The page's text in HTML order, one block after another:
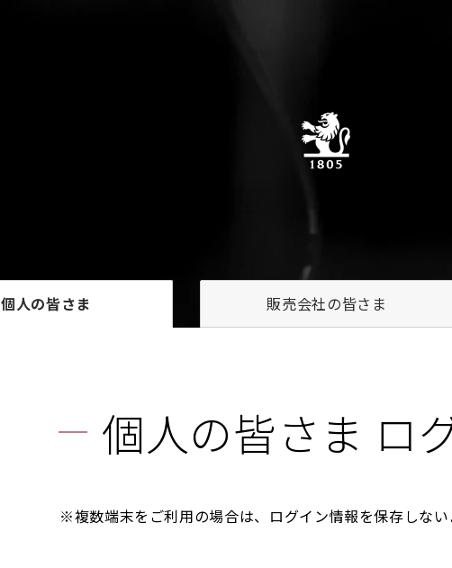
個人の皆さま 販売会社の皆さま
個人の皆さま ロ
※複数端末をご利用の場合は、ログイン情報を保存しな